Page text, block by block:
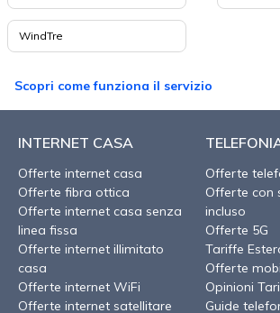
WindTre
Scopri come funziona il servizio
INTERNET CASA
Offerte internet casa
Offerte fibra ottica
Offerte internet casa senza
linea fissa
Offerte internet illimitato
casa
Offerte internet WiFi
Offerte internet satellitare
Offerte
Offerte con
incluso
Offerte 5G
Tariffe
Offerte
Opinioni
Guide